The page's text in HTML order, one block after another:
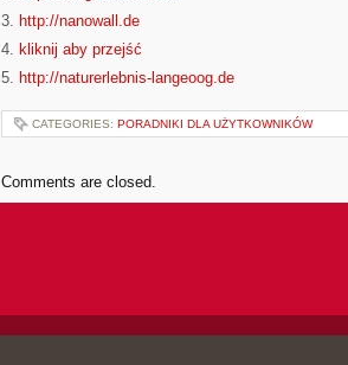
3. http://nanowall.de
4. kliknij aby przejść
5. http://naturerlebnis-langeoog.de
CATEGORIES: PORADNIKI DLA UŻYTKOWNIKÓW
Comments are closed.